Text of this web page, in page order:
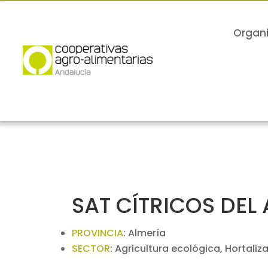
SAT CÍTRICOS
PROVINCIA:Almería
SECTOR:Agricultura ecológica,